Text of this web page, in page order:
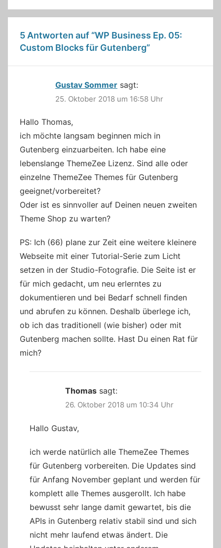
5 Antworten auf “WP Business Ep. 05:
Custom Blocks für Gutenberg”
Gustav Sommer sagt:
25. Oktober 2018 um 16:58 Uhr
Hallo Thomas,
ich möchte langsam beginnen mich in
Gutenberg einzuarbeiten. Ich habe eine
lebenslange ThemeZee Lizenz. Sind alle oder
einzelne ThemeZee Themes für Gutenberg
geeignet/vorbereitet?
Oder ist es sinnvoller auf Deinen neuen zweiten
Theme Shop zu warten?
PS: Ich (66) plane zur Zeit eine weitere kleinere
Webseite mit einer Tutorial-Serie zum Licht
setzen in der Studio-Fotografie. Die Seite ist er
für mich gedacht, um neu erlerntes zu
dokumentieren und bei Bedarf schnell finden
und abrufen zu können. Deshalb überlege ich,
ob ich das traditionell (wie bisher) oder mit
Gutenberg machen sollte. Hast Du einen Rat für
mich?
Thomas sagt:
26. Oktober 2018 um 10:34 Uhr
Hallo Gustav,
ich werde natürlich alle ThemeZee Themes
für Gutenberg vorbereiten. Die Updates sind
für Anfang November geplant und werden für
komplett alle Themes ausgerollt. Ich habe
bewusst sehr lange damit gewartet, bis die
APIs in Gutenberg relativ stabil sind und sich
nicht mehr laufend etwas ändert. Die